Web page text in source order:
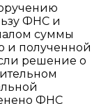
ФНС и
суммы
и полученной
решение о
ФНС